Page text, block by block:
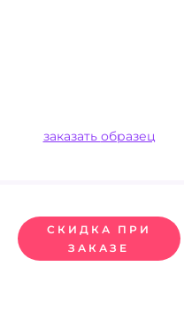
заказать образец
СКИДКА ПРИ
ЗАКАЗЕ